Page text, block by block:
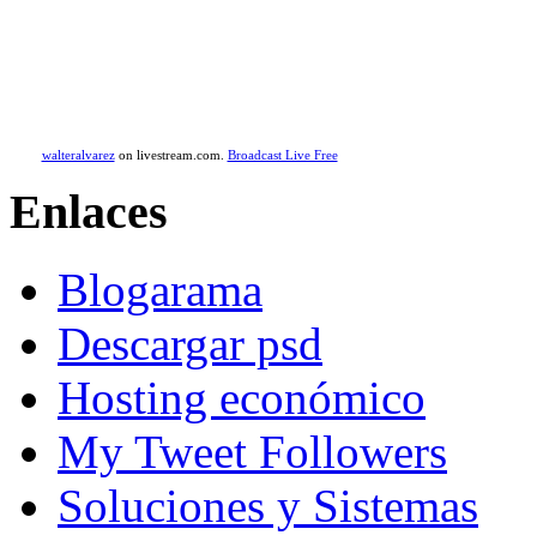
walteralvarezon livestream.com. Broadcast Live Free
Enlaces
Blogarama
Descargar psd
Hosting económico
My Tweet Followers
Soluciones y Sistemas